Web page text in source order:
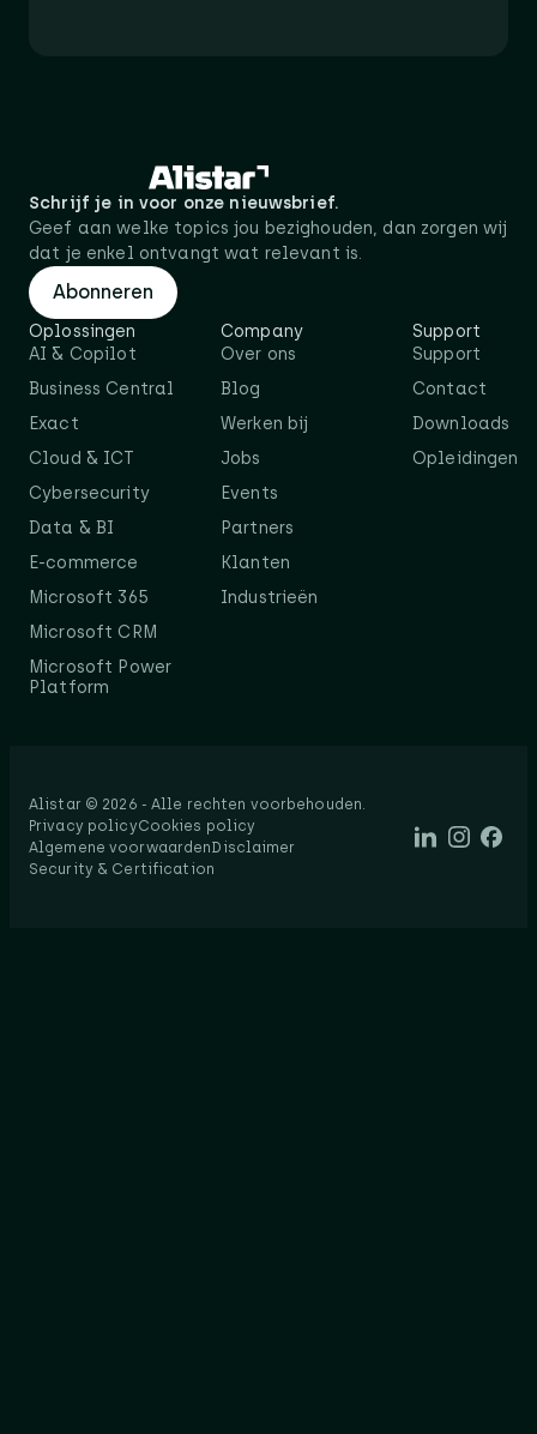
Schrijf je in voor onze nieuwsbrief.
Geef aan welke topics jou bezighouden, dan zorgen wij
dat je enkel ontvangt wat relevant is.
Abonneren
Oplossingen
AI & Copilot
Business Central
Exact
Cloud & ICT
Cybersecurity
Data & BI
E-commerce
Microsoft 365
Microsoft CRM
Microsoft Power
Platform
Company
Over ons
Blog
Werken bij
Jobs
Events
Partners
Klanten
Industrieën
Support
Support
Contact
Downloads
Opleidingen
Alistar © 2026 - Alle rechten voorbehouden.​
Privacy policyCookies policy
Algemene voorwaardenDisclaimer
Security & Certification